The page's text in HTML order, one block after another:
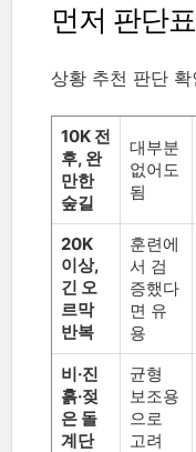
먼저 판단
상황 추천 판단
10K 전
후, 완
만한
숲길
대부분
없어도
됨
20K
이상,
긴 오
르막
반복
훈련에
서 검
증했다
면 유
용
비·진
흙·젖
은 돌
계단
균형
보조용
으로
고려